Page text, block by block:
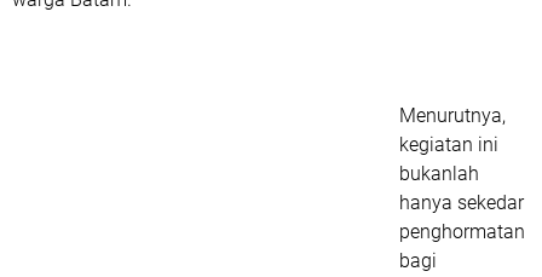
Menurutnya,
kegiatan ini
bukanlah
hanya sekedar
penghormatan
bagi